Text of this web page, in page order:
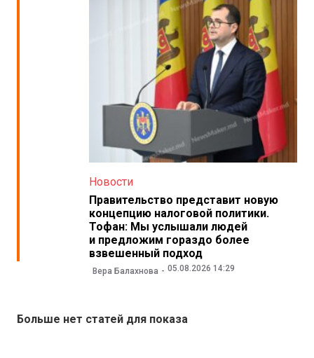
Новости
Правительство представит новую
концепцию налоговой политики.
Тофан: Мы услышали людей
и предложим гораздо более
взвешенный подход
Вера Балахнова 05.08.2026 14:29
Больше нет статей для показа